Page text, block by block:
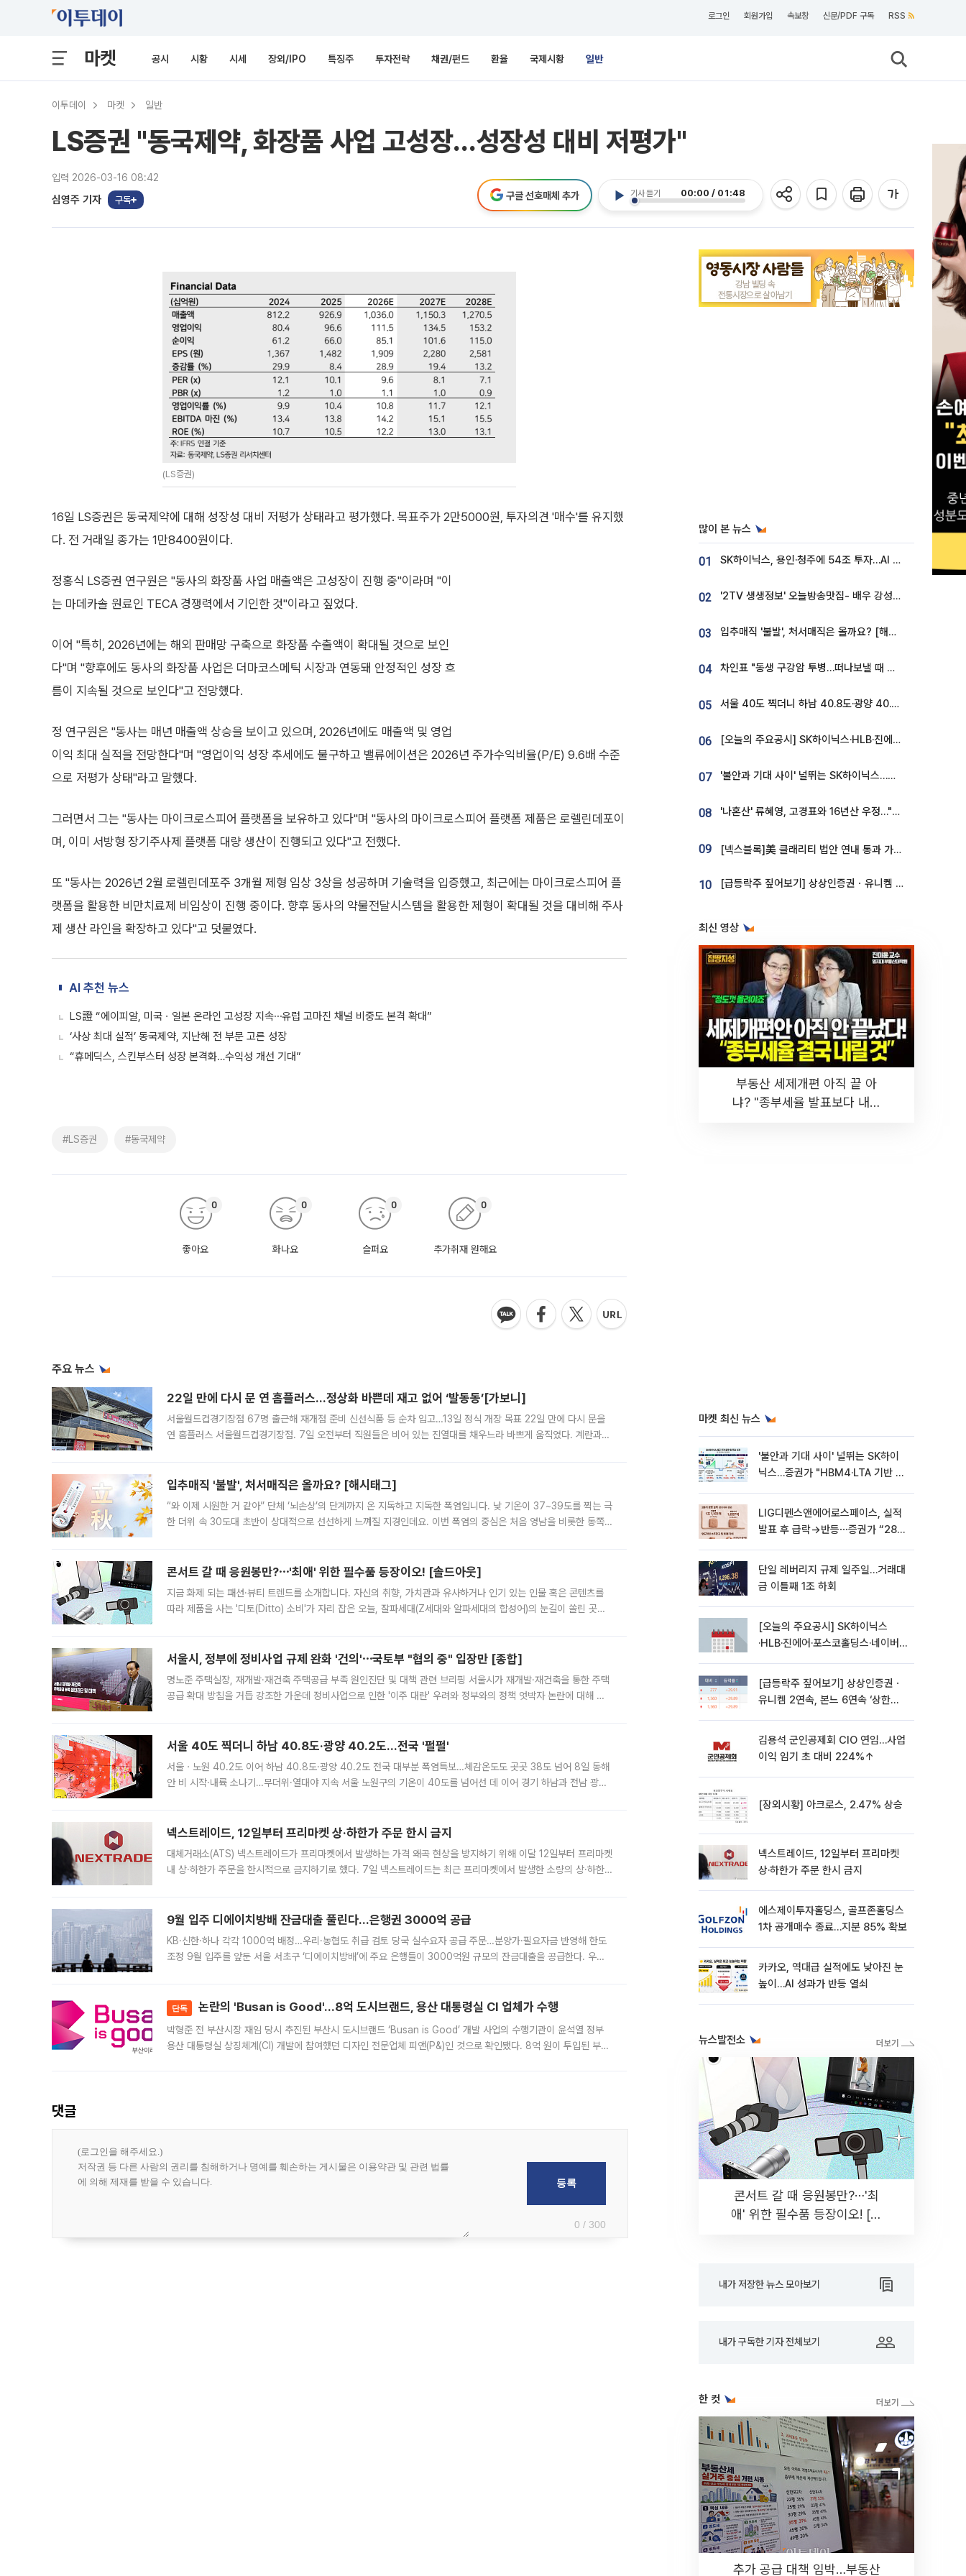
로그인 회원가입 속보창 신문/PDF 구독 RSS
마켓 공시 시황 시세 장외/IPO 특징주 투자전략 채권/펀드 환율 국제시황 일반
이투데이 마켓 일반
LS증권 "동국제약, 화장품 사업 고성장…성장성 대비 저평가"
입력 2026-03-16 08:42
심영주 기자 구독
기사 듣기 00:00 / 01:48
구글 선호매체 추가
(LS증권)
16일 LS증권은 동국제약에 대해 성장성 대비 저평가 상태라고 평가했다. 목표주가 2만5000원, 투자의견 '매수'를 유지했
다. 전 거래일 종가는 1만8400원이다.
정홍식 LS증권 연구원은 "동사의 화장품 사업 매출액은 고성장이 진행 중"이라며 "이
는 마데카솔 원료인 TECA 경쟁력에서 기인한 것"이라고 짚었다.
이어 "특히, 2026년에는 해외 판매망 구축으로 화장품 수출액이 확대될 것으로 보인
다"며 "향후에도 동사의 화장품 사업은 더마코스메틱 시장과 연동돼 안정적인 성장 흐
름이 지속될 것으로 보인다"고 전망했다.
정 연구원은 "동사는 매년 매출액 상승을 보이고 있으며, 2026년에도 매출액 및 영업
이익 최대 실적을 전망한다"며 "영업이익 성장 추세에도 불구하고 밸류에이션은 2026년 주가수익비율(P/E) 9.6배 수준
으로 저평가 상태"라고 말했다.
그러면서 그는 "동사는 마이크로스피어 플랫폼을 보유하고 있다"며 "동사의 마이크로스피어 플랫폼 제품은 로렐린데포이
며, 이미 서방형 장기주사제 플랫폼 대량 생산이 진행되고 있다"고 전했다.
또 "동사는 2026년 2월 로렐린데포주 3개월 제형 임상 3상을 성공하며 기술력을 입증했고, 최근에는 마이크로스피어 플
랫폼을 활용한 비만치료제 비임상이 진행 중이다. 향후 동사의 약물전달시스템을 활용한 제형이 확대될 것을 대비해 주사
제 생산 라인을 확장하고 있다"고 덧붙였다.
AI 추천 뉴스
LS證 “에이피알, 미국ㆍ일본 온라인 고성장 지속⋯유럽 고마진 채널 비중도 본격 확대”
‘사상 최대 실적’ 동국제약, 지난해 전 부문 고른 성장
“휴메딕스, 스킨부스터 성장 본격화…수익성 개선 기대”
#LS증권 #동국제약
좋아요
0
화나요
0
슬퍼요
0
추가취재 원해요
0
주요 뉴스
22일 만에 다시 문 연 홈플러스…정상화 바쁜데 재고 없어 ‘발동동’[가보니]
서울월드컵경기장점 67명 출근해 재개점 준비 신선식품 등 순차 입고…13일 정식 개장 목표 22일 만에 다시 문을
연 홈플러스 서울월드컵경기장점. 7일 오전부터 직원들은 비어 있는 진열대를 채우느라 바쁘게 움직였다. 계란과
입추매직 '불발', 처서매직은 올까요? [해시태그]
“와 이제 시원한 거 같아” 단체 ‘뇌손상’의 단계까지 온 지독하고 지독한 폭염입니다. 낮 기온이 37~39도를 찍는 극
한 더위 속 30도대 초반이 상대적으로 선선하게 느껴질 지경인데요. 이번 폭염의 중심은 처음 영남을 비롯한 동쪽
콘서트 갈 때 응원봉만?⋯'최애' 위한 필수품 등장이오! [솔드아웃]
지금 화제 되는 패션·뷰티 트렌드를 소개합니다. 자신의 취향, 가치관과 유사하거나 인기 있는 인물 혹은 콘텐츠를
따라 제품을 사는 '디토(Ditto) 소비'가 자리 잡은 오늘, 잘파세대(Z세대와 알파세대의 합성어)의 눈길이 쏠린 곳은
서울시, 정부에 정비사업 규제 완화 '건의'⋯국토부 "협의 중" 입장만 [종합]
명노준 주택실장, 재개발·재건축 주택공급 부족 원인진단 및 대책 관련 브리핑 서울시가 재개발·재건축을 통한 주택
공급 확대 방침을 거듭 강조한 가운데 정비사업으로 인한 '이주 대란' 우려와 정부와의 정책 엇박자 논란에 대해 정
서울 40도 찍더니 하남 40.8도·광양 40.2도…전국 '펄펄'
서울ㆍ노원 40.2도 이어 하남 40.8도·광양 40.2도 전국 대부분 폭염특보…체감온도도 곳곳 38도 넘어 8일 동해
안 비 시작·내륙 소나기…무더위·열대야 지속 서울 노원구의 기온이 40도를 넘어선 데 이어 경기 하남과 전남 광양
넥스트레이드, 12일부터 프리마켓 상·하한가 주문 한시 금지
대체거래소(ATS) 넥스트레이드가 프리마켓에서 발생하는 가격 왜곡 현상을 방지하기 위해 이달 12일부터 프리마켓
내 상·하한가 주문을 한시적으로 금지하기로 했다. 7일 넥스트레이드는 최근 프리마켓에서 발생한 소량의 상·하한
9월 입주 디에이치방배 잔금대출 풀린다…은행권 3000억 공급
KB·신한·하나 각각 1000억 배정…우리·농협도 취급 검토 당국 실수요자 공급 주문…분양가·필요자금 반영해 한도
조정 9월 입주를 앞둔 서울 서초구 ‘디에이치방배’에 주요 은행들이 3000억원 규모의 잔금대출을 공급한다. 우리
단독 논란의 'Busan is Good'…8억 도시브랜드, 용산 대통령실 CI 업체가 수행
박형준 전 부산시장 재임 당시 추진된 부산시 도시브랜드 ‘Busan is Good’ 개발 사업의 수행기관이 윤석열 정부
용산 대통령실 상징체계(CI) 개발에 참여했던 디자인 전문업체 피앤(P&)인 것으로 확인됐다. 8억 원이 투입된 부산
댓글
0 / 300
많이 본 뉴스
01 SK하이닉스, 용인·청주에 54조 투자…AI 메모리 생산기지 키운다
02 '2TV 생생정보' 오늘방송맛집- 배우 강성진 단골! 쌀국수ㆍ푸팟퐁 커리 맛집 '블○○○'
03 입추매직 '불발', 처서매직은 올까요? [해시태그]
04 차인표 "동생 구강암 투병…떠나보낼 때 가장 힘들었다”
05 서울 40도 찍더니 하남 40.8도·광양 40.2도…전국 '펄펄'
06 [오늘의 주요공시] SK하이닉스·HLB·진에어·포스코홀딩스·네이버·대우건설 등
07 '불안과 기대 사이' 널뛰는 SK하이닉스…증권가 "HBM4·LTA 기반 펀터멘털 견고"
08 '나혼산' 류혜영, 고경표와 16년산 우정…"자취방서 부모님과 마주쳐"
09 [넥스블록]美 클래리티 법안 연내 통과 가능성 13%…상원 문턱서 제동
10 [급등락주 짚어보기] 상상인증권ㆍ유니켐 2연속, 본느 6연속 ‘상한가’⋯M&A 훈풍 분 증시
최신 영상
부동산 세제개편 아직 끝 아
냐? "종부세율 발표보다 내릴
마켓 최신 뉴스
'불안과 기대 사이' 널뛰는 SK하이
닉스…증권가 "HBM4·LTA 기반 펀
LIG디펜스앤에어로스페이스, 실적
발표 후 급락→반등⋯증권가 “28년
단일 레버리지 규제 일주일…거래대
금 이틀째 1조 하회
[오늘의 주요공시] SK하이닉스
·HLB·진에어·포스코홀딩스·네이버·
[급등락주 짚어보기] 상상인증권ㆍ
유니켐 2연속, 본느 6연속 ‘상한
김용석 군인공제회 CIO 연임…사업
이익 임기 초 대비 224%↑
[장외시황] 아크로스, 2.47% 상승
넥스트레이드, 12일부터 프리마켓
상·하한가 주문 한시 금지
에스제이투자홀딩스, 골프존홀딩스
1차 공개매수 종료…지분 85% 확보
카카오, 역대급 실적에도 낮아진 눈
높이…AI 성과가 반등 열쇠
뉴스발전소
콘서트 갈 때 응원봉만?⋯'최
애' 위한 필수품 등장이오! [솔
내가 저장한 뉴스 모아보기
내가 구독한 기자 전체보기
한 컷
추가 공급 대책 임박…부동산